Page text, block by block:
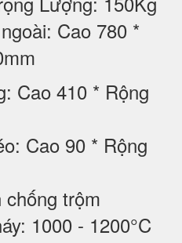
Cao 780 *
Cao 410 * Rộng
Cao 90 * Rộng
trộm
1000 - 1200°C